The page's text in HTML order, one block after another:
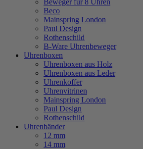
Beweger für 8 Uhren
Beco
Mainspring London
Paul Design
Rothenschild
B-Ware Uhrenbeweger
Uhrenboxen
Uhrenboxen aus Holz
Uhrenboxen aus Leder
Uhrenkoffer
Uhrenvitrinen
Mainspring London
Paul Design
Rothenschild
Uhrenbänder
12 mm
14 mm